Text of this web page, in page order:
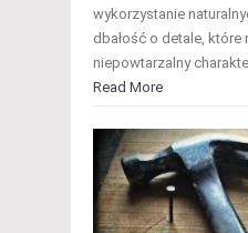
wykorzystanie
dbałość o detale, które
niepowtarzalny
Read More